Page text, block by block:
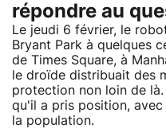
répondre au
Le jeudi 6 février, le
Bryant Park à quelques
de Times Square, à
le droïde distribuait des
protection non loin de
qu'il a pris position,
la population.